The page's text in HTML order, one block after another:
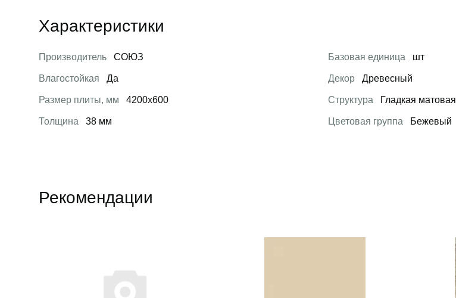
Характеристики
Производитель СОЮЗ Базовая единица шт
Влагостойкая Да Декор Древесный
Размер плиты, мм 4200х600 Структура Гладкая матовая
Толщина 38 мм Цветовая группа Бежевый
Рекомендации